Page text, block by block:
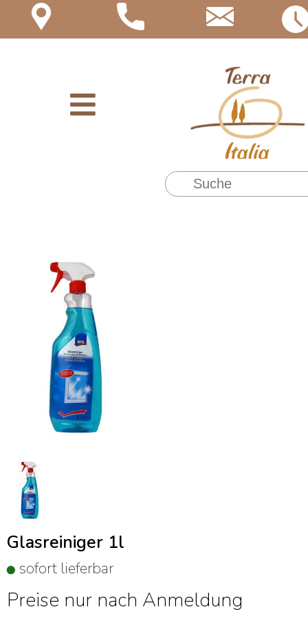
Glasreiniger 1l
sofort lieferbar
Preise nur nach Anmeldung